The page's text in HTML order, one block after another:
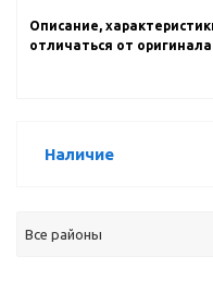
Описание,
отличаться от
Наличие
Все районы